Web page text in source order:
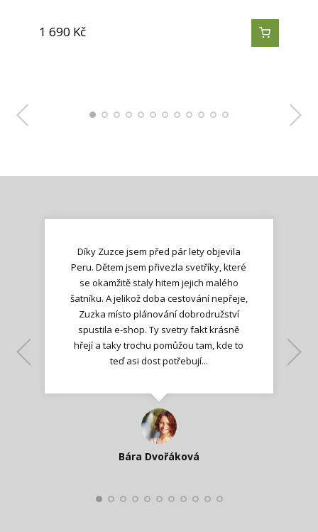
1 690 Kč
1 690 Kč
1 690 Kč
1 690 Kč
1 690 Kč
1 690 Kč
1 690 Kč
1 290 Kč
1 290 Kč
1 290 Kč
1 290 Kč
1 290 Kč
Díky Zuzce jsem před pár lety objevila
Peru. Dětem jsem přivezla svetříky, které
se okamžitě staly hitem jejich malého
šatníku. A jelikož doba cestování nepřeje,
Zuzka místo plánování dobrodružství
spustila e-shop. Ty svetry fakt krásně
hřejí a taky trochu pomůžou tam, kde to
teď asi dost potřebují...
Bára Dvořáková
Jana T.
Kateřina Veleta Štěpánová
Ilona M.
Lenka K.
Nadšená zpráva
Katka Perháčová
Smolková
Lenka K.